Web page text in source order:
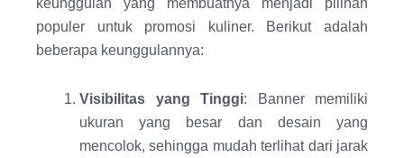
keunggulan yang membuatnya menjadi pilihan
populer untuk promosi kuliner. Berikut adalah
beberapa keunggulannya:
Visibilitas yang Tinggi: Banner memiliki
ukuran yang besar dan desain yang
mencolok, sehingga mudah terlihat dari jarak